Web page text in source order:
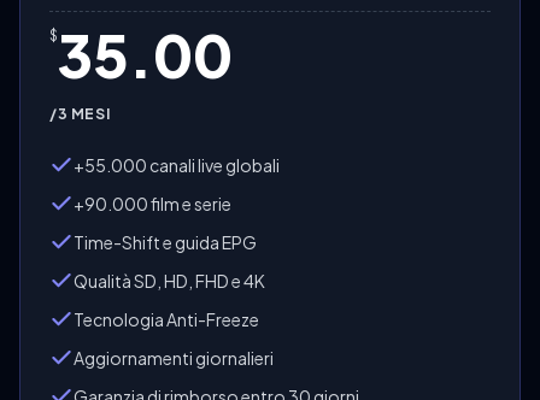
$35.00
/3 MESI
+55.000 canali live globali
+90.000 film e serie
Time-Shift e guida EPG
Qualità SD, HD, FHD e 4K
Tecnologia Anti-Freeze
Aggiornamenti giornalieri